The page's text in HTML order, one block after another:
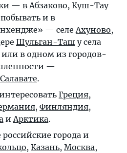
— вАбзаково, Куш-Тау
и в
— селеАхуново,
Шульган-Таш у села
или в одном из городов-
—
Салавате.
Греция,
, Финляндия,
иАрктика.
города и
, Казань, Москва,